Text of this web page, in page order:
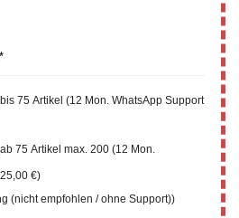
*
€)
(nicht empfohlen / ohne Support))